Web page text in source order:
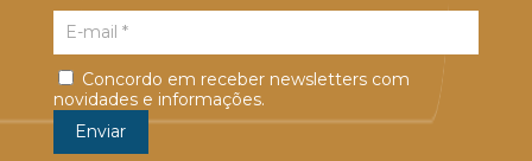
Concordo em receber newsletters com
novidades e informações.